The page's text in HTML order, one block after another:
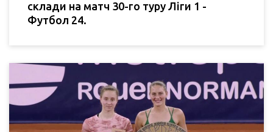
склади на матч 30-го туру Ліги 1 -
Футбол 24.